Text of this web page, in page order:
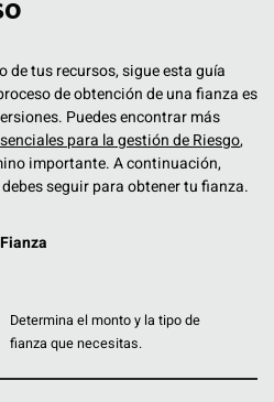
de tus recursos, sigue esta guía
de obtención de una fianza es
Puedes encontrar más
para la gestión de Riesgo,
importante. A continuación,
seguir para obtener tu fianza.
Determina el monto y la tipo de
fianza que necesitas.